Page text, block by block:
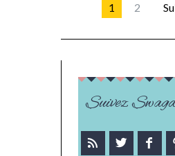
1 2
Suivez